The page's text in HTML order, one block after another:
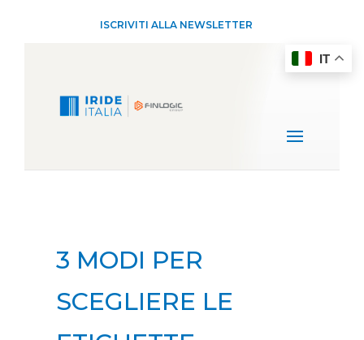
ISCRIVITI ALLA NEWSLETTER
3 MODI PER
SCEGLIERE LE
IT